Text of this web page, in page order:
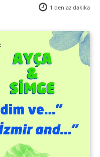
1 den az dakika